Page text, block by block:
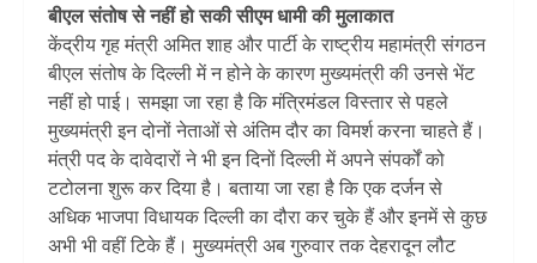
बीएल संतोष से नहीं हो सकी सीएम धामी की मुलाकात
केंद्रीय गृह मंत्री अमित शाह और पार्टी के राष्ट्रीय महामंत्री संगठन
बीएल संतोष के दिल्ली में न होने के कारण मुख्यमंत्री की उनसे भेंट
नहीं हो पाई। समझा जा रहा है कि मंत्रिमंडल विस्तार से पहले
मुख्यमंत्री इन दोनों नेताओं से अंतिम दौर का विमर्श करना चाहते हैं।
मंत्री पद के दावेदारों ने भी इन दिनों दिल्ली में अपने संपर्कों को
टटोलना शुरू कर दिया है। बताया जा रहा है कि एक दर्जन से
अधिक भाजपा विधायक दिल्ली का दौरा कर चुके हैं और इनमें से कुछ
अभी भी वहीं टिके हैं। मुख्यमंत्री अब गुरुवार तक देहरादून लौट